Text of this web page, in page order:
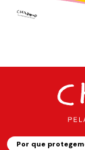
Por que